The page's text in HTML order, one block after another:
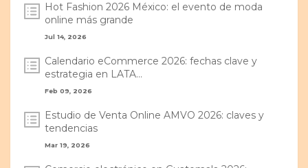
Hot Fashion 2026 México: el evento de moda
online más grande
Jul 14, 2026
Calendario eCommerce 2026: fechas clave y
estrategia en LATA...
Feb 09, 2026
Estudio de Venta Online AMVO 2026: claves y
tendencias
Mar 19, 2026